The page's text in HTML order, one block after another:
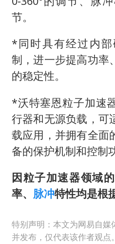
节。
*同时具有经过内
制，进一步提高功率
的稳定性。
*沃特塞恩粒子加速
行器和无源负载，可
载应用，并拥有全面
备的保护机制和控制
因粒子加速器领域
率、 脉冲特性均是根
特别声明：本文为网易自媒
并发布，仅代表该作者观